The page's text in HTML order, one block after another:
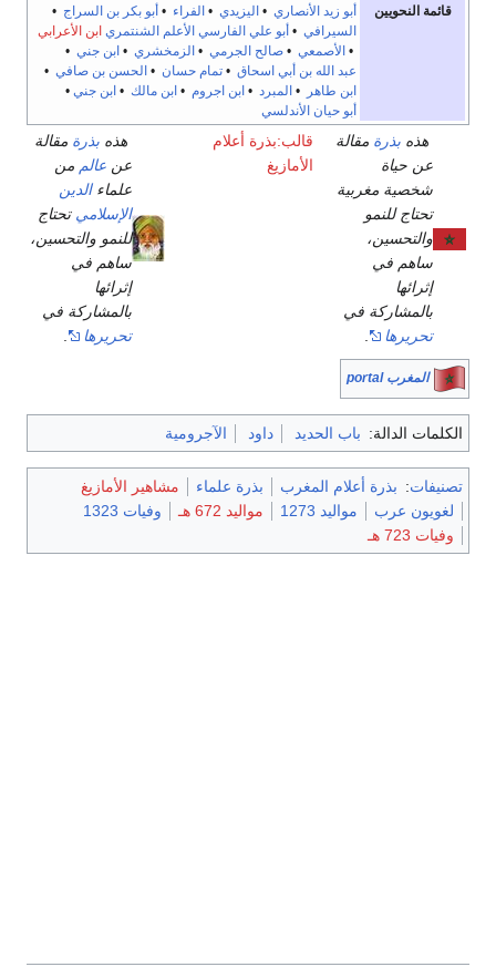
قائمة النحويين
أبو زيد الأنصاري •اليزيدي •الفراء •أبو بكر بن السراج •
السيرافي •أبو علي الفارسي الأعلم الشنتمري ابن الأعرابي
•الأصمعي •صالح الجرمي •الزمخشري •ابن جني •
عبد الله بن أبي اسحاق •تمام حسان •الحسن بن صافي •
ابن طاهر
•المبرد •ابن اجروم •ابن مالك •ابن جني •
أبو حيان الأندلسي
هذه بذرة مقالة
عن حياة
شخصية مغربية
تحتاج للنمو
والتحسين،
ساهم في
إثرائها
بالمشاركة في
تحريرها
قالب:بذرة أعلام
الأمازيغ
هذه بذرة مقالة
عن عالم من
علماءالدين
الإسلامي تحتاج
للنمو والتحسين،
ساهم في
إثرائها
بالمشاركة في
تحريرها
المغرب portal
الكلمات الدالة: باب الحديد داود الآجرومية
تصنيفات: بذرة أعلام المغرب بذرة علماء
مشاهير الأمازيغ
لغويون عرب
مواليد 1273 مواليد 672 هـ
وفيات 1323
وفيات 723 هـ